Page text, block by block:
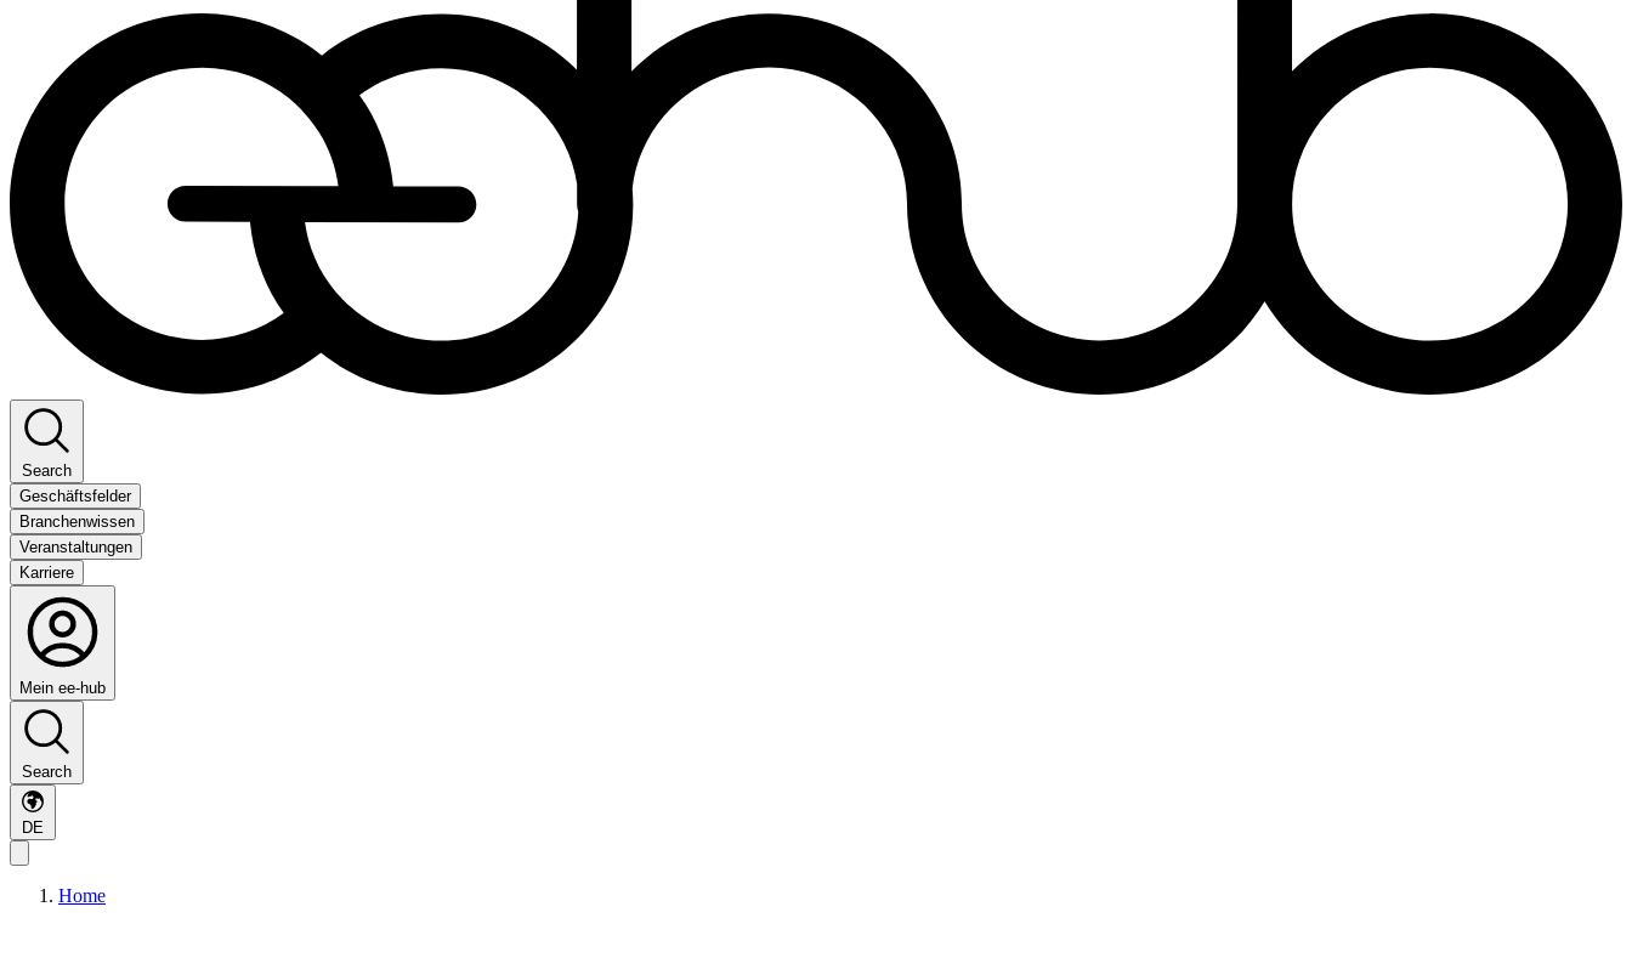
Search
Geschäftsfelder
Branchenwissen
Veranstaltungen
Karriere
Mein ee-hub
Search
DE
Home